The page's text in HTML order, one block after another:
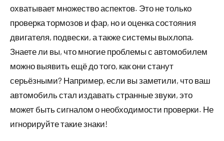
охватывает множество аспектов. Это не только
проверка тормозов и фар, но и оценка состояния
двигателя, подвески, а также системы выхлопа.
Знаете ли вы, что многие проблемы с автомобилем
можно выявить ещё до того, как они станут
серьёзными? Например, если вы заметили, что ваш
автомобиль стал издавать странные звуки, это
может быть сигналом о необходимости проверки. Не
игнорируйте такие знаки!